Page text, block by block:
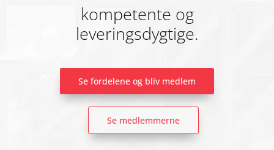
kompetente og
leveringsdygtige.
Se fordelene og bliv medlem
Se medlemmerne